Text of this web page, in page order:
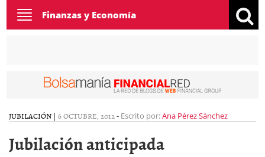
Toggle
navigation
Finanzas y Economía
JUBILACIÓN | 6 OCTUBRE, 2012- Escrito por:Ana Pérez Sánchez
Jubilación anticipada